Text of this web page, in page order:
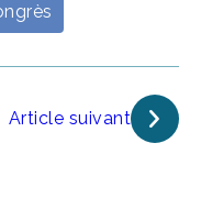
Article suivant